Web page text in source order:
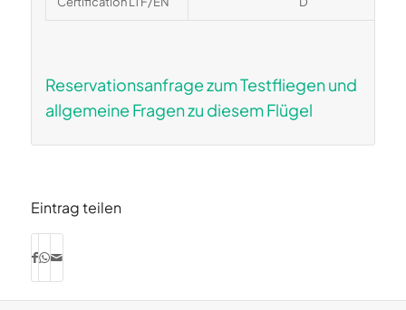
Reservationsanfrage zum Testfliegen und
allgemeine Fragen zu diesem Flügel
Eintrag teilen